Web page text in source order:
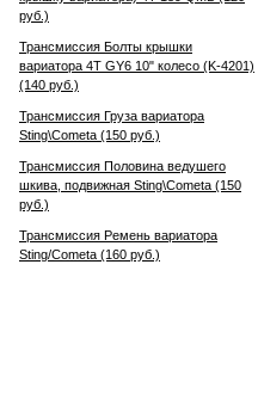
руб.)
Трансмиссия Болты крышки
вариатора 4T GY6 10" колесо (K-4201)
(140 руб.)
Трансмиссия Груза вариатора
Sting\Cometa (150 руб.)
Трансмиссия Половина ведушего
шкива, подвижная Sting\Cometa (150
руб.)
Трансмиссия Ремень вариатора
Sting/Cometa (160 руб.)